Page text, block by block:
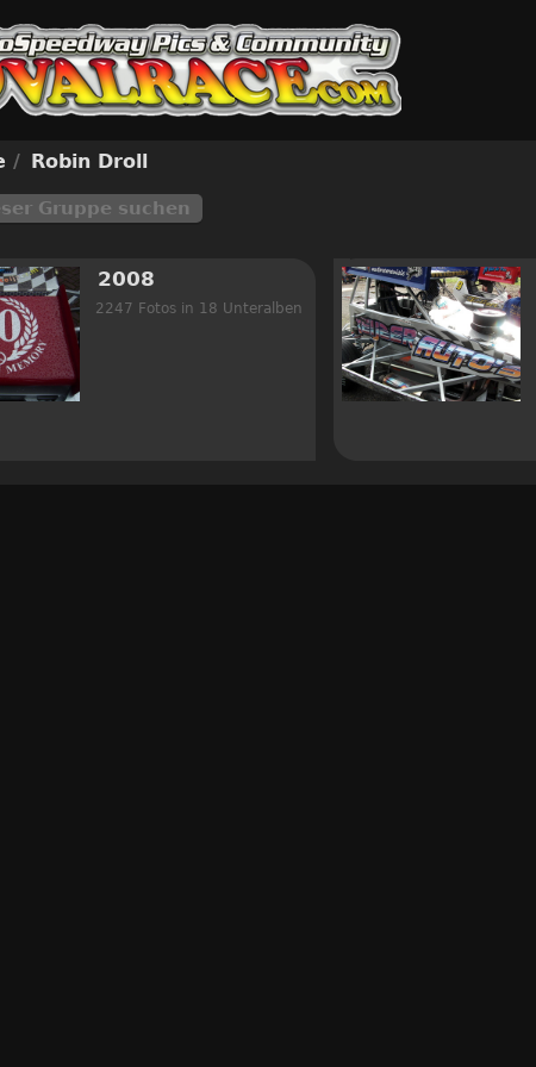
/ Robin Droll
Gruppe suchen
2008
2247 Fotos in 18 Unteralben